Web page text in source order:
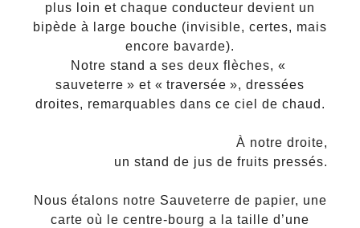
plus loin et chaque conducteur devient un
bipède à large bouche (invisible, certes, mais
encore bavarde).
Notre stand a ses deux flèches, «
sauveterre » et « traversée », dressées
droites, remarquables dans ce ciel de chaud.
À notre droite,
un stand de jus de fruits pressés.
Nous étalons notre Sauveterre de papier, une
carte où le centre-bourg a la taille d’une